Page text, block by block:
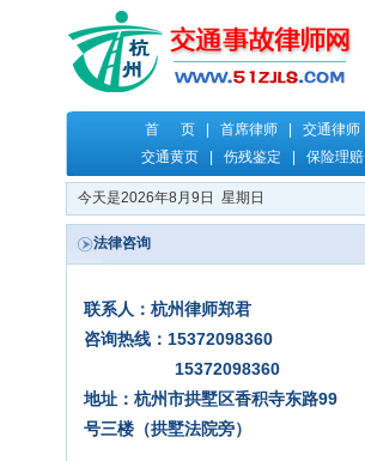
首 页 首席律师 交通律师
交通黄页
伤残鉴定 保险理赔
今天是2026年8月9日 星期日
法律咨询
联系人：杭州律师郑君
咨询热线：15372098360
15372098360
地址：杭州市拱墅区香积寺东路99
号三楼（拱墅法院旁）